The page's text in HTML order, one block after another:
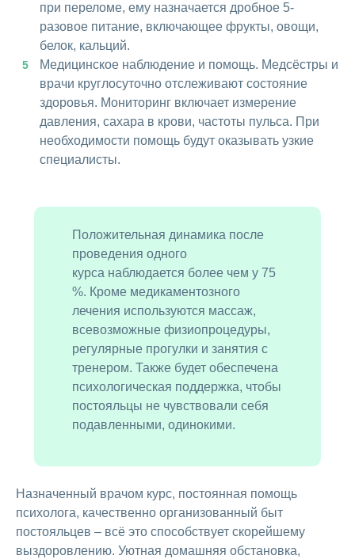
при переломе, ему назначается дробное 5-
разовое питание, включающее фрукты, овощи,
белок, кальций.
Медицинское наблюдение и помощь. Медсёстры и
врачи круглосуточно отслеживают состояние
здоровья. Мониторинг включает измерение
давления, сахара в крови, частоты пульса. При
необходимости помощь будут оказывать узкие
специалисты.
Положительная динамика после
проведения одного
курса наблюдается более чем у 75
%. Кроме медикаментозного
лечения используются массаж,
всевозможные физиопроцедуры,
регулярные прогулки и занятия с
тренером. Также будет обеспечена
психологическая поддержка, чтобы
постояльцы не чувствовали себя
подавленными, одинокими.
Назначенный врачом курс, постоянная помощь
психолога, качественно организованный быт
постояльцев – всё это способствует скорейшему
выздоровлению. Уютная домашняя обстановка,